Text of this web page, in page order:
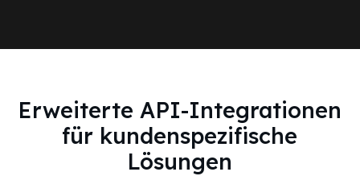
Erweiterte API-Integrationen
für kundenspezifische
Lösungen